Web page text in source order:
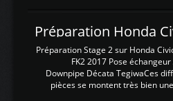
d'envoyer
dans le boitier.
La sortie 0-5V
l'entrée AN Volt
Analogique, et
tension (Pas
Préparation Stage 2 sur Honda
FK2 2017 Pose
Downpipe Décata TegiwaCes
pièces se montent très bien